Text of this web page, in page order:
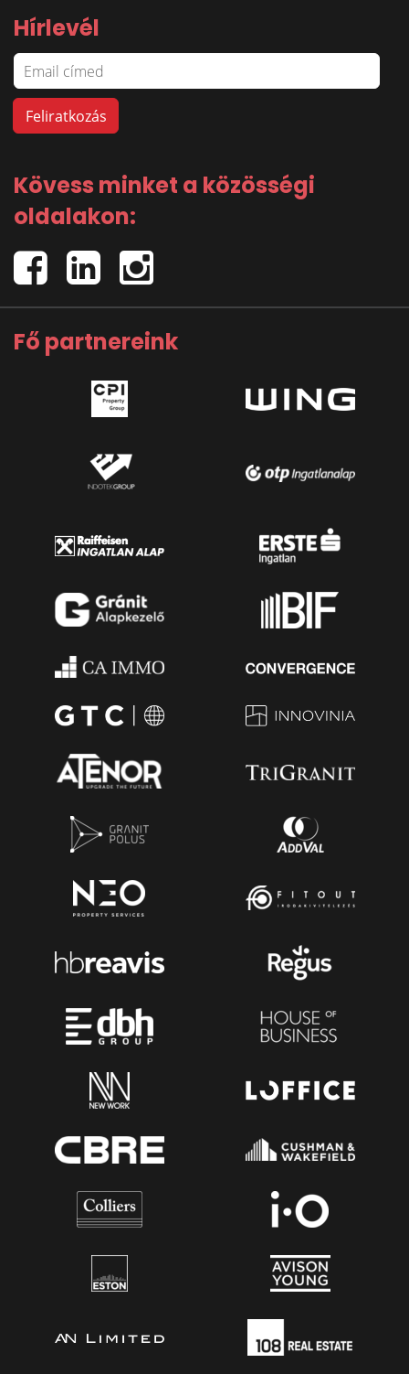
Hírlevél
Kövess minket a közösségi
oldalakon:
Fő partnereink